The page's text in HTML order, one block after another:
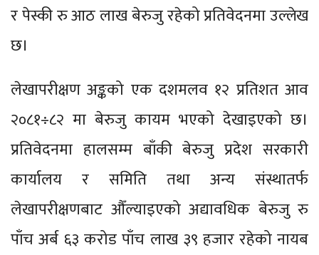
र पेस्की रु आठ लाख बेरुजु रहेको प्रतिवेदनमा उल्लेख
छ।
लेखापरीक्षण अङ्कको एक दशमलव १२ प्रतिशत आव
२०८१÷८२ मा बेरुजु कायम भएको देखाइएको छ।
प्रतिवेदनमा हालसम्म बाँकी बेरुजु प्रदेश सरकारी
कार्यालय र समिति तथा अन्य संस्थातर्फ
लेखापरीक्षणबाट औँल्याइएको अद्यावधिक बेरुजु रु
पाँच अर्ब ६३ करोड पाँच लाख ३९ हजार रहेको नायब